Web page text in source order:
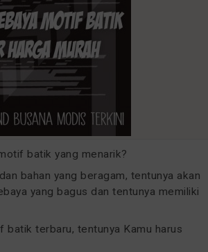
batik yang menarik?
bahan yang beragam, tentunya akan
yang bagus dan tentunya memiliki
batik terbaru, tentunya Kamu harus